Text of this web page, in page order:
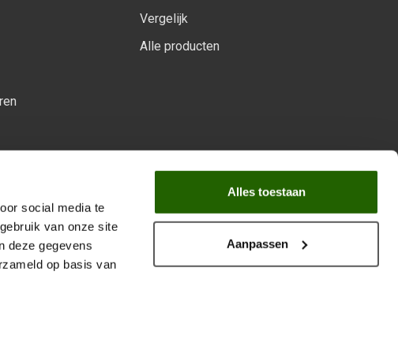
social media te
van onze site
deze gegevens
op basis van
Alles toestaan
Aanpassen
Vergelijk
Alle producten